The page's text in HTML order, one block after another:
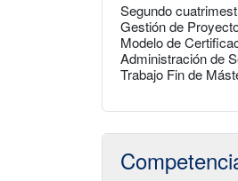
Segundo
Gestión de
Modelo de
Administración de
Trabajo Fin de